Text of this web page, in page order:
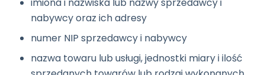
imiona i nazwiska lub nazwy sprzedawcy i
nabywcy oraz ich adresy
numer NIP sprzedawcy i nabywcy
nazwa towaru lub usługi, jednostki miary i ilość